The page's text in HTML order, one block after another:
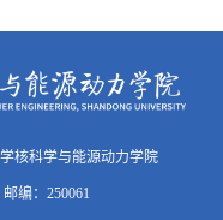
核科学与能源动力学院
编：250061